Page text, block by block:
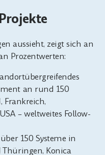
aussieht, zeigt sich an
Prozentwerten:
an rund 150
Frankreich,
– weltweites Follow-
150 Systeme in
Konica